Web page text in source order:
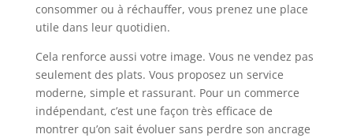
consommer ou à réchauffer, vous prenez une place
utile dans leur quotidien.
Cela renforce aussi votre image. Vous ne vendez pas
seulement des plats. Vous proposez un service
moderne, simple et rassurant. Pour un commerce
indépendant, c’est une façon très efficace de
montrer qu’on sait évoluer sans perdre son ancrage